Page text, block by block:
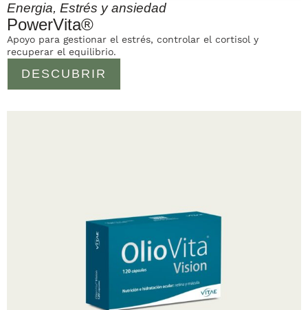
Energia, Estrés y ansiedad
PowerVita®
DESCUBRIR
Apoyo para gestionar el estrés, controlar el cortisol y
recuperar el equilibrio.